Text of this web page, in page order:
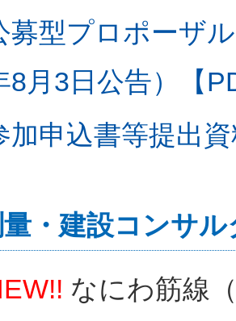
募型プロポーザ
8月3日公告）【
加申込書等提出
・建設コンサル
なにわ筋線